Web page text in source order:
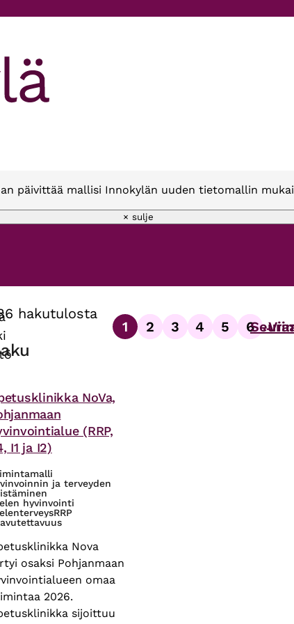
päivittää mallisi Innokylän uuden tietomallin
× sulje
hakutulosta
NoVa,
(RRP,
I1 ja I2)
ja terveyden
hyvinvointi
RRP
Nova
osaksi Pohjanmaan
omaa
2026.
sijoittuu
Sivutus
Sivu
1
Sivu
2
Sivu
3
Sivu
4
Sivu
5
Sivu
6 …